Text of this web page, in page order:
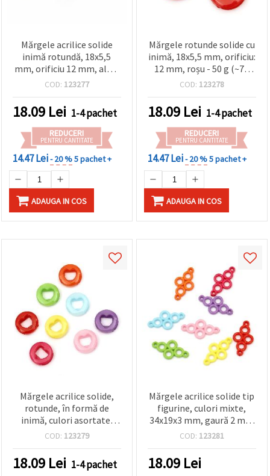
Mărgele acrilice solide
inimă rotundă, 18x5,5
mm, orificiu 12 mm, alb –
50 g (~75 buc), pentru
handmade
COD: 123277
18.09 Lei 1-4 pachet
REDUCERI
PENTRU CANTITATE
14.47 Lei- 20 %5 pachet +
ADAUGA IN COS
Mărgele rotunde solide cu
inimă, 18x5,5 mm, orificiu:
12 mm, roșu - 50 g (~75
buc.)
COD: 123278
18.09 Lei 1-4 pachet
REDUCERI
PENTRU CANTITATE
14.47 Lei- 20 %5 pachet +
ADAUGA IN COS
Mărgele acrilice solide,
rotunde, în formă de
inimă, culori asortate,
18x5.5 mm, gaură: 12 mm
COD: 123279
18.09 Lei 1-4 pachet
Mărgele acrilice solide tip
figurine, culori mixte,
34x19x3 mm, gaură 2 mm
– 50 g (~65 buc.)
COD: 123281
18.09 Lei